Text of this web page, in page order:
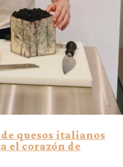
quesos italianos
el corazón de